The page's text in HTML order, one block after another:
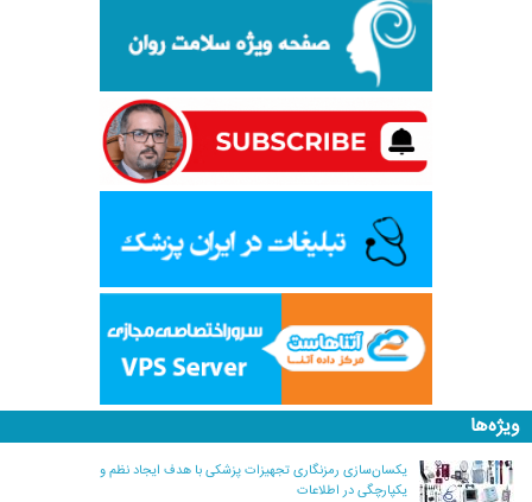
ویژه‌ها
یکسان‌سازی رمزنگاری تجهیزات پزشکی با هدف ایجاد نظم و
یکپارچگی در اطلاعات